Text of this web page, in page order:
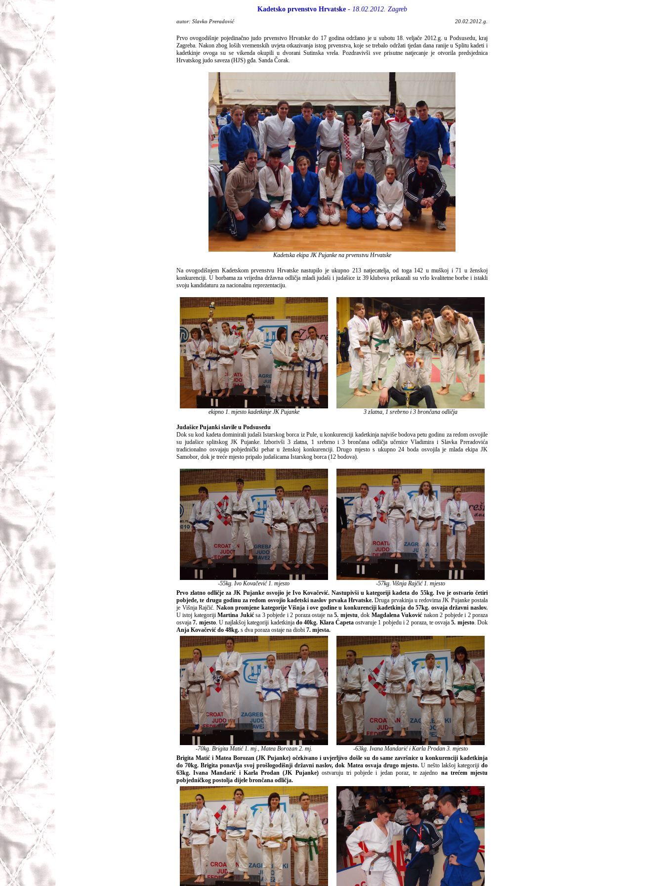
Kadetsko prvenstvo Hrvatske - 18.02.2012. Zagreb
autor: Slavko Preradović 20.02.2012.g.
Prvo ovogodišnje pojedinačno judo prvenstvo Hrvatske do 17 godina održano je u subotu 18. veljače 2012.g. u Podsusedu, kraj
Zagreba. Nakon zbog loših vremenskih uvjeta otkazivanja istog prvenstva, koje se trebalo održati tjedan dana ranije u Splitu kadeti i
kadetkinje ovoga su se vikenda okupili u dvorani Sutinska vrela. Pozdravivši sve prisutne natjecanje je otvorila predsjednica
Hrvatskog judo saveza (HJS) gđa. Sanda Čorak.
Kadetska ekipa JK Pujanke na prvenstvu Hrvatske
Na ovogodišnjem Kadetskom prvenstvu Hrvatske nastupilo je ukupno 213 natjecatelja, od toga 142 u muškoj i 71 u ženskoj
konkurenciji. U borbama za vrijedna državna odličja mladi judaši i judašice iz 39 klubova prikazali su vrlo kvalitetne borbe i istakli
svoju kandidaturu za nacionalnu reprezentaciju.
ekipno 1. mjesto kadetkinje JK Pujanke 3 zlatna, 1 srebrno i 3 brončana odličja
Judašice Pujanki slavile u Podsusedu
Dok su kod kadeta dominirali judaši Istarskog borca iz Pule, u konkurenciji kadetkinja najviše bodova petu godinu za redom osvojile
su judašice splitskog JK Pujanke. Izborivši 3 zlatna, 1 srebrno i 3 brončana odličja učenice Vladimira i Slavka Preradovića
tradicionalno osvajaju pobjednički pehar u ženskoj konkurenciji. Drugo mjesto s ukupno 24 boda osvojila je mlada ekipa JK
Samobor, dok je treće mjesto pripalo judašicama Istarskog borca (12 bodova).
-55kg. Ivo Kovačević 1. mjesto
-57kg. Višnja Rajčić 1. mjesto
Prvo zlatno odličje za JK Pujanke osvojio je Ivo Kovačević. Nastupivši u kategoriji kadeta do 55kg. Ivo je ostvario četiri
pobjede, te drugu godinu za redom osvojio kadetski naslov prvaka Hrvatske.Druga prvakinja u redovima JK Pujanke postala
je Višnja Rajčić. Nakon promjene kategorije Višnja i ove godine u konkurenciji kadetkinja do 57kg. osvaja državni naslov.
U istoj kategorijiMartina Jukićsa 3 pobjede i 2 poraza ostaje na5. mjestu, dok Magdalena Vuković nakon 2 pobjede i 2 poraza
osvaja7. mjesto. U najlakšoj kategoriji kadetkinjado 40kg. Klara Ćapetaostvaruje 1 pobjedu i 2 poraza, te osvaja5. mjesto. Dok
Anja Kovačević do 48kg. s dva poraza ostaje na diobi 7. mjesta.
-70kg. Brigita Matić 1. mj., Matea Borozan 2. mj.
-63kg. Ivana Mandarić i Karla Prodan 3. mjesto
Brigita Matić i Matea Borozan (JK Pujanke) očekivano i uvjerljivo došle su do same završnice u konkurenciji kadetkinja
do 70kg. Brigita ponavlja svoj prošlogodišnji državni naslov, dok Matea osvaja drugo mjesto. U nešto lakšoj kategorijido
63kg. Ivana Mandarić i Karla Prodan (JK Pujanke) ostvaruju tri pobjede i jedan poraz, te zajedno na trećem mjestu
pobjedničkog postolja dijele brončana odličja.